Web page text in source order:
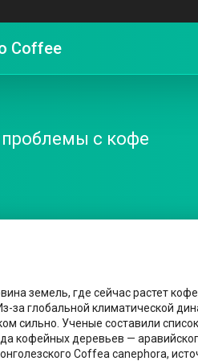
Coffee
с кофе
земель, где сейчас растет
за глобальной климатической
сильно. Ученые составили
кофейных деревьев —
Coffea canephora,